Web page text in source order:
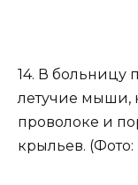
14. В больницу
летучие мыши,
проволоке и
крыльев.